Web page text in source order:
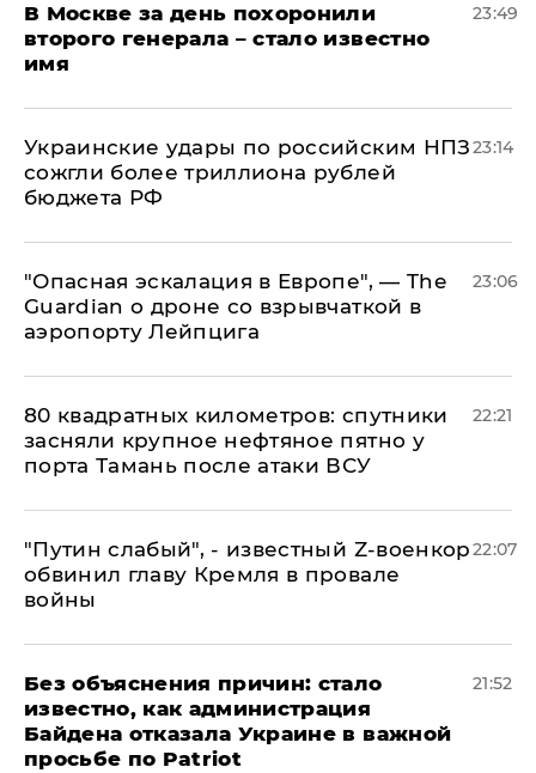
В Москве за день похоронили
второго генерала – стало известно
имя
23:49
Украинские удары по российским НПЗ
сожгли более триллиона рублей
бюджета РФ
23:14
"Опасная эскалация в Европе", — The
Guardian о дроне со взрывчаткой в
аэропорту Лейпцига
23:06
80 квадратных километров: спутники
засняли крупное нефтяное пятно у
порта Тамань после атаки ВСУ
22:21
​"Путин слабый", - известный Z-военкор
обвинил главу Кремля в провале
войны
22:07
Без объяснения причин: стало
известно, как администрация
Байдена отказала Украине в важной
просьбе по Patriot
21:52